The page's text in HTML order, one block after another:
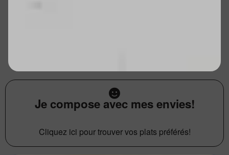
Je compose avec mes envies!
Cliquez ici pour trouver vos plats préférés!